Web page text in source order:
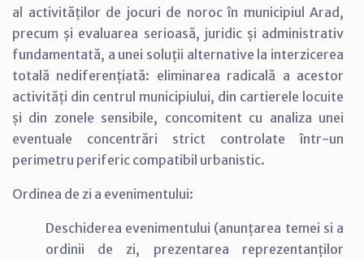
al activităților de jocuri de noroc în municipiul Arad,
precum și evaluarea serioasă, juridic și administrativ
fundamentată, a unei soluții alternative la interzicerea
totală nediferențiată: eliminarea radicală a acestor
activități din centrul municipiului, din cartierele locuite
și din zonele sensibile, concomitent cu analiza unei
eventuale concentrări strict controlate într-un
perimetru periferic compatibil urbanistic.
Ordinea de zi a evenimentului:
Deschiderea evenimentului (anunțarea temei si a
ordinii de zi, prezentarea reprezentanților